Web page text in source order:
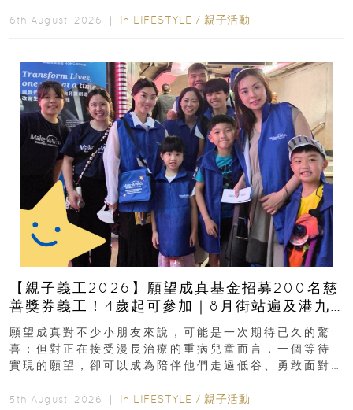
6th August, 2026 ｜ In LIFESTYLE / 親子活動
【親子義工2026】願望成真基金招募200名慈
善獎券義工！4歲起可參加｜8月街站遍及港九
新界
願望成真對不少小朋友來說，可能是一次期待已久的驚
喜；但對正在接受漫長治療的重病兒童而言，一個等待
實現的願望，卻可以成為陪伴他們走過低谷、勇敢面對
5th August, 2026 ｜ In LIFESTYLE / 親子活動